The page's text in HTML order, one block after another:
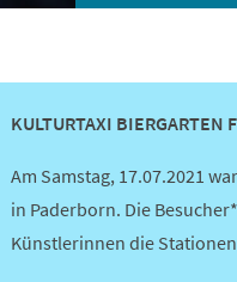
KULTURTAXI BIERGARTEN
Am Samstag, 17.07.2021
in Paderborn. Die
Künstlerinnen die